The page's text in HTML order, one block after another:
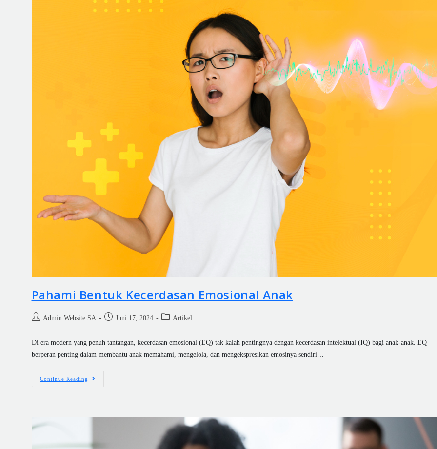
Pahami Bentuk Kecerdasan Emosional Anak
Admin Website SA Juni 17, 2024 Artikel
Di era modern yang penuh tantangan, kecerdasan emosional (EQ) tak kalah pentingnya dengan kecerdasan intelektual (IQ) bagi anak-anak. EQ
berperan penting dalam membantu anak memahami, mengelola, dan mengekspresikan emosinya sendiri…
Continue Reading